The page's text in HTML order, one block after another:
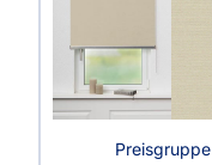
Preisgruppe